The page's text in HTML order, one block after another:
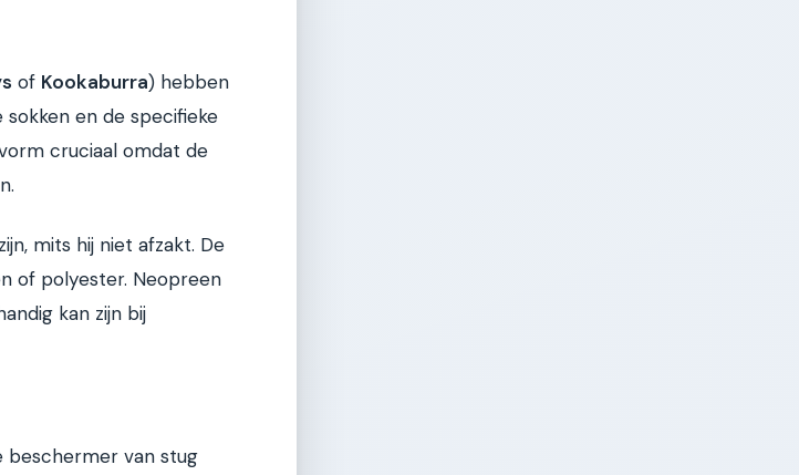
of Kookaburra) hebben
en de specifieke
cruciaal omdat de
mits hij niet afzakt. De
of polyester. Neopreen
kan zijn bij
beschermer van stug